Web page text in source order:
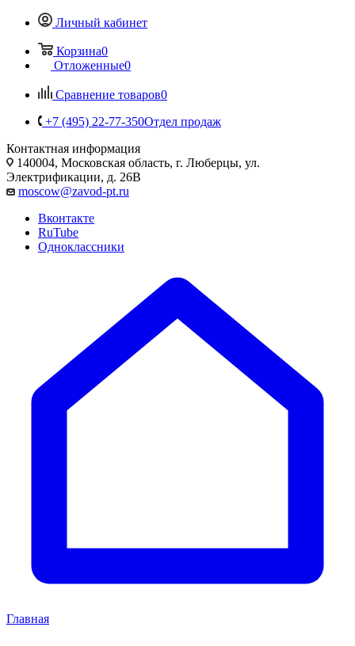
Личный кабинет
Корзина0
Отложенные0
Сравнение товаров0
+7 (495) 22-77-350Отдел продаж
Контактная информация
140004, Московская область, г. Люберцы, ул.
Электрификации, д. 26В
moscow@zavod-pt.ru
Вконтакте
RuTube
Одноклассники
Главная